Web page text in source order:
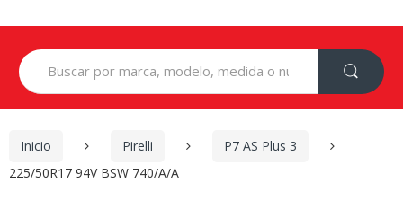
Search
for:
Inicio Pirelli
P7 AS Plus 3
225/50R17 94V BSW 740/A/A